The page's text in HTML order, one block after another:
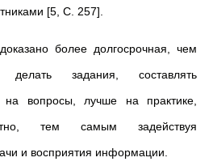
[5, С. 257].
более долгосрочная, чем
делать задания, составлять
на вопросы, лучше на практике,
тем самым задействуя
и восприятия информации.